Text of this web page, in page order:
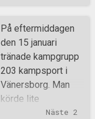
På eftermiddagen
den 15 januari
tränade kampgrupp
203 kampsport i
Vänersborg. Man
körde lite
parövningar samt
Näste 2